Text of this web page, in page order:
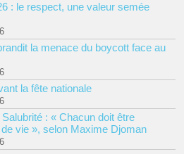
: le respect, une valeur semée
la menace du boycott face au
la fête nationale
: « Chacun doit être
vie », selon Maxime Djoman